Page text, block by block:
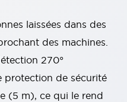
laissées dans des
des machines.
270°
protection de sécurité
(5 m), ce qui le rend